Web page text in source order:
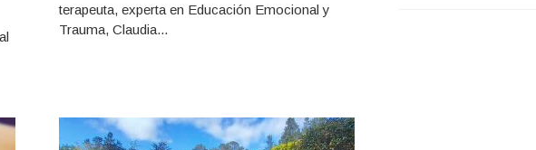
terapeuta, experta en Educación Emocional y
Trauma, Claudia...